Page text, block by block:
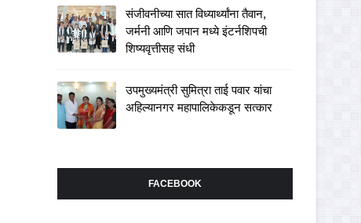
संजीवनीच्या सात विध्यार्थ्यांना तैवान,
जर्मनी आणि जपान मध्ये इंटर्नशिपची
शिष्यवृत्तीसह संधी
उपमुख्यमंत्री सुमित्रा ताई पवार यांचा
अहिल्यानगर महापालिकेकडून सत्कार
FACEBOOK